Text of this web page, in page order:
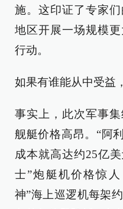
施。这印证了专家
地区开展一场规模
行动。
如果有谁能从中受益
事实上，此次军事
舰艇价格高昂。“阿
成本就高达约25亿
士”炮艇机价格惊人
神”海上巡逻机每架